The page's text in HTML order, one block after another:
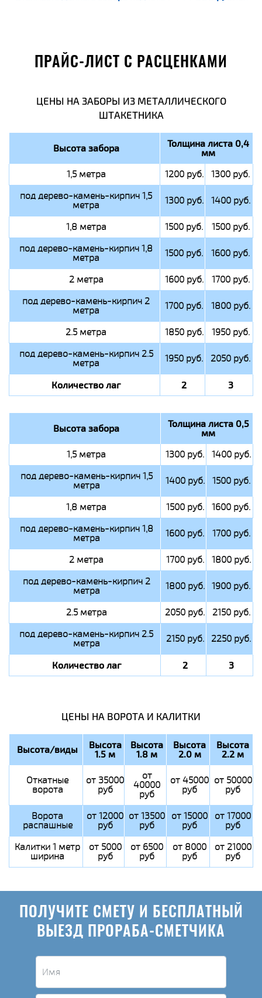
ПРАЙС-ЛИСТ С РАСЦЕНКАМИ
ЦЕНЫ НА ЗАБОРЫ ИЗ МЕТАЛЛИЧЕСКОГО
ШТАКЕТНИКА
Высота забора Толщина листа 0,4
мм
1,5 метра 1200 руб.
1300 руб.
под дерево-камень-кирпич 1,5
метра 1300 руб. 1400 руб.
1,8 метра 1500 руб.
1500 руб.
под дерево-камень-кирпич 1,8
метра 1500 руб. 1600 руб.
2 метра 1600 руб.
1700 руб.
под дерево-камень-кирпич 2
метра 1700 руб. 1800 руб.
2.5 метра 1850 руб.
1950 руб.
под дерево-камень-кирпич 2.5
метра 1950 руб. 2050 руб.
Количество лаг 2 3
Высота забора Толщина листа 0,5
мм
1,5 метра 1300 руб.
1400 руб.
под дерево-камень-кирпич 1,5
метра 1400 руб. 1500 руб.
1,8 метра 1500 руб.
1600 руб.
под дерево-камень-кирпич 1,8
метра 1600 руб. 1700 руб.
2 метра 1700 руб.
1800 руб.
под дерево-камень-кирпич 2
метра 1800 руб. 1900 руб.
2.5 метра 2050 руб.
2150 руб.
под дерево-камень-кирпич 2.5
метра 2150 руб. 2250 руб.
Количество лаг 2 3
ЦЕНЫ НА ВОРОТА И КАЛИТКИ
Высота/виды Высота
1.5 м
Высота
1.8 м
Высота
2.0 м
Высота
2.2 м
Откатные
ворота
от 35000
руб
от
40000
руб
от 45000
руб
от 50000
руб
Ворота
распашные
от 12000
руб
от 13500
руб
от 15000
руб
от 17000
руб
Калитки 1 метр
ширина
от 5000
руб
от 6500
руб
от 8000
руб
от 21000
руб
ПОЛУЧИТЕ СМЕТУ И БЕСПЛАТНЫЙ
ВЫЕЗД ПРОРАБА-СМЕТЧИКА